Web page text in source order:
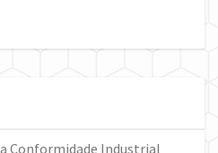
Conformidade Industrial